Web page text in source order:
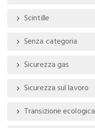
Scintille
Senza categoria
Sicurezza gas
Sicurezza sul lavoro
Transizione ecologica